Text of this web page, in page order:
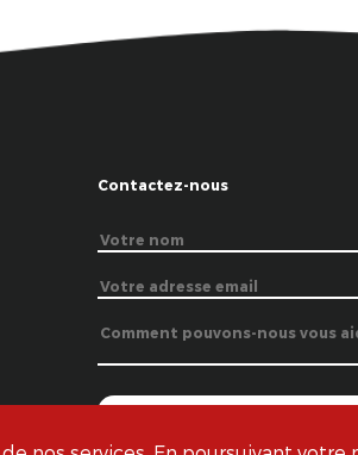
Contactez-nous